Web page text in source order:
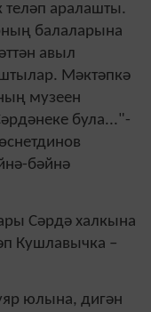
теләп аралашты.
балаларына
авыл
Мәктәпкә
музеен
була..."-
бәйнә
Сәрдә халкына
Кушлавычка –
юлына, дигән